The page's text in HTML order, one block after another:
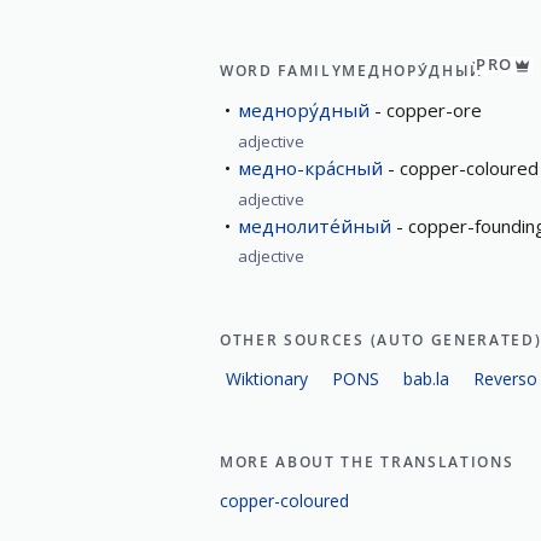
WORD FAMILYМЕДНОРУ́ДНЫЙPRO
меднору́дный copper-ore
adjective
медно-кра́сный copper-coloured
adjective
меднолите́йный copper-
adjective
OTHER SOURCES (AUTO GENERATED)
Wiktionary PONS bab.la Reverso
MORE ABOUT THE TRANSLATIONS
copper-coloured